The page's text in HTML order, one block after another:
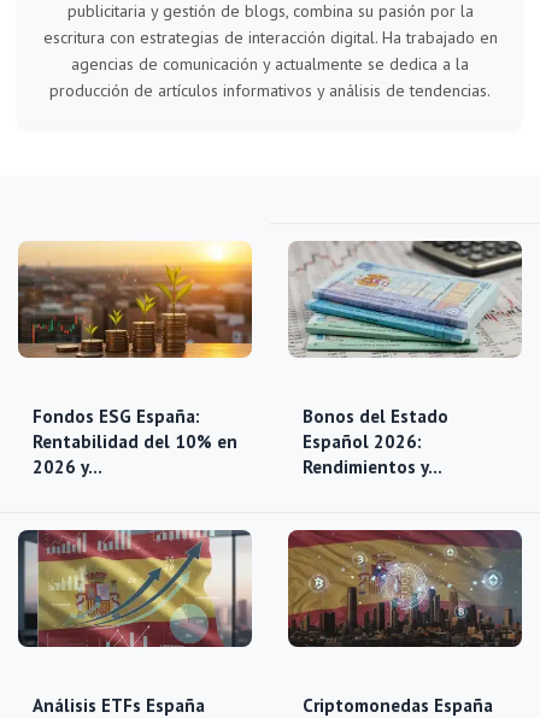
publicitaria y gestión de blogs, combina su pasión por la
escritura con estrategias de interacción digital. Ha trabajado en
agencias de comunicación y actualmente se dedica a la
producción de artículos informativos y análisis de tendencias.
Fondos ESG España:
Rentabilidad del 10% en
2026 y…
Bonos del Estado
Español 2026:
Rendimientos y…
Análisis ETFs España
Criptomonedas España